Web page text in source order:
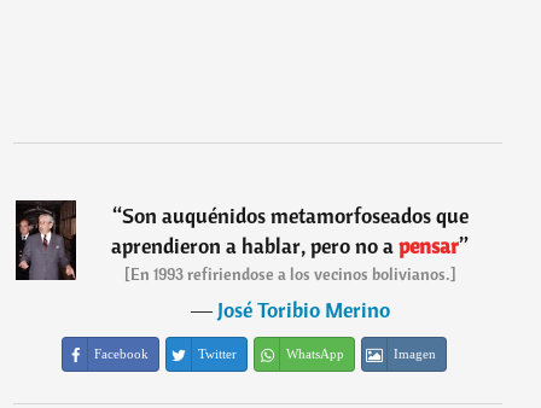
“Son auquénidos metamorfoseados que
aprendieron a hablar, pero no apensar”
[En 1993 refiriendose a los vecinos bolivianos.]
―José Toribio Merino
Facebook Twitter WhatsApp Imagen